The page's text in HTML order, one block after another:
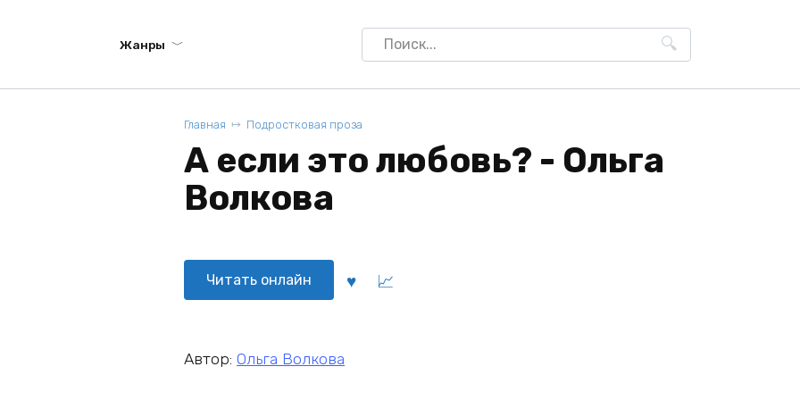
Жанры
Search
for:
Главная Подростковая проза
А если это любовь? - Ольга
Волкова
Читать онлайн
Автор: Ольга Волкова